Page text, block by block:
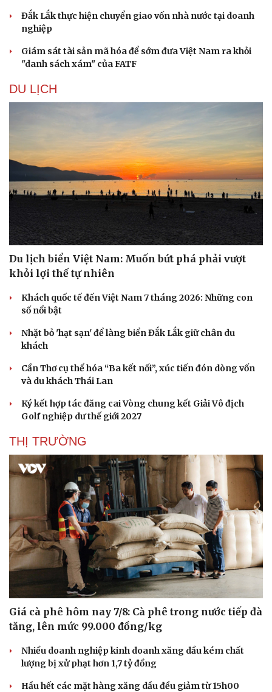
Săn Tour
check-in
Podcast
Câu chuyện thời sự
Đọc truyện đêm khuya
Cửa sổ tình yêu
Kể chuyện cho bé
Hạt giống tâm hồn
Đắk Lắk thực hiện chuyển giao vốn nhà nước tại doanh
nghiệp
Giám sát tài sản mã hóa để sớm đưa Việt Nam ra khỏi
"danh sách xám" của FATF
DU LỊCH
Du lịch biển Việt Nam: Muốn bứt phá phải vượt
khỏi lợi thế tự nhiên
Khách quốc tế đến Việt Nam 7 tháng 2026: Những con
số nổi bật
Nhặt bỏ 'hạt sạn' để làng biển Đắk Lắk giữ chân du
khách
Cần Thơ cụ thể hóa “Ba kết nối”, xúc tiến đón dòng vốn
và du khách Thái Lan
Ký kết hợp tác đăng cai Vòng chung kết Giải Vô địch
Golf nghiệp dư thế giới 2027
THỊ TRƯỜNG
Giá cà phê hôm nay 7/8: Cà phê trong nước tiếp đà
tăng, lên mức 99.000 đồng/kg
Nhiều doanh nghiệp kinh doanh xăng dầu kém chất
lượng bị xử phạt hơn 1,7 tỷ đồng
Hầu hết các mặt hàng xăng dầu đều giảm từ 15h00